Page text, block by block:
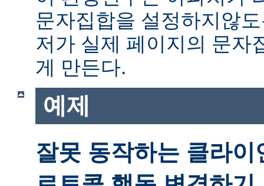
문자집합을 설정하지않
저가 실제 페이지의 문자
게 만든다.
예제
잘못 동작하는 클라